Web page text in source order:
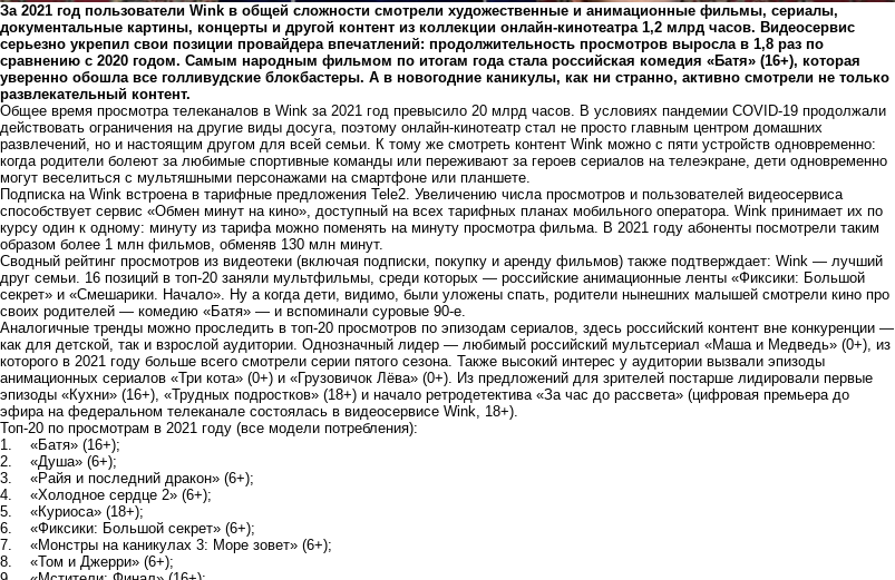
За 2021 год пользователи Wink в общей сложности смотрели художественные и анимационные фильмы, сериалы,
документальные картины, концерты и другой контент из коллекции онлайн-кинотеатра 1,2 млрд часов. Видеосервис
серьезно укрепил свои позиции провайдера впечатлений: продолжительность просмотров выросла в 1,8 раз по
сравнению с 2020 годом. Самым народным фильмом по итогам года стала российская комедия «Батя» (16+), которая
уверенно обошла все голливудские блокбастеры. А в новогодние каникулы, как ни странно, активно смотрели не только
развлекательный контент.
Общее время просмотра телеканалов в Wink за 2021 год превысило 20 млрд часов. В условиях пандемии COVID-19 продолжали
действовать ограничения на другие виды досуга, поэтому онлайн-кинотеатр стал не просто главным центром домашних
развлечений, но и настоящим другом для всей семьи. К тому же смотреть контент Wink можно с пяти устройств одновременно:
когда родители болеют за любимые спортивные команды или переживают за героев сериалов на телеэкране, дети одновременно
могут веселиться с мультяшными персонажами на смартфоне или планшете.
Подписка на Wink встроена в тарифные предложения Tele2. Увеличению числа просмотров и пользователей видеосервиса
способствует сервис «Обмен минут на кино», доступный на всех тарифных планах мобильного оператора. Wink принимает их по
курсу один к одному: минуту из тарифа можно поменять на минуту просмотра фильма. В 2021 году абоненты посмотрели таким
образом более 1 млн фильмов, обменяв 130 млн минут.
Сводный рейтинг просмотров из видеотеки (включая подписки, покупку и аренду фильмов) также подтверждает: Wink — лучший
друг семьи. 16 позиций в топ-20 заняли мультфильмы, среди которых — российские анимационные ленты «Фиксики: Большой
секрет» и «Смешарики. Начало». Ну а когда дети, видимо, были уложены спать, родители нынешних малышей смотрели кино про
своих родителей — комедию «Батя» — и вспоминали суровые 90-е.
Аналогичные тренды можно проследить в топ-20 просмотров по эпизодам сериалов, здесь российский контент вне конкуренции —
как для детской, так и взрослой аудитории. Однозначный лидер — любимый российский мультсериал «Маша и Медведь» (0+), из
которого в 2021 году больше всего смотрели серии пятого сезона. Также высокий интерес у аудитории вызвали эпизоды
анимационных сериалов «Три кота» (0+) и «Грузовичок Лёва» (0+). Из предложений для зрителей постарше лидировали первые
эпизоды «Кухни» (16+), «Трудных подростков» (18+) и начало ретродетектива «За час до рассвета» (цифровая премьера до
эфира на федеральном телеканале состоялась в видеосервисе Wink , 18+).
Топ-20 по просмотрам в 2021 году (все модели потребления):
1. «Батя» (16+);
2. «Душа» (6+);
3. «Райя и последний дракон» (6+);
4. «Холодное сердце 2» (6+);
5. «Куриоса» (18+);
6. «Фиксики: Большой секрет» (6+);
7. «Монстры на каникулах 3: Море зовет» (6+);
8. «Том и Джерри» (6+);